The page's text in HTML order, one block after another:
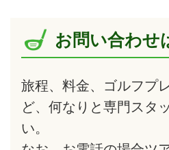
3日目
現地係員が出迎え混乗車に
設定コースにて18Hプレー
ハノイ 泊
4日目
4/10～4/24, 5/7～7/17
8/30～9/16, 9/23～9/30
4/25～4/27, 7/18
7/25, 8/6, 8/14, 8/15
4/28, 5/5, 7/19～7/21
利用ホテル
スーパー
日程に明記した宿泊
ンフィ・キャディフ
日程に明記した送迎代
旅行条件に明記した
お問い合わせ
旅程、料金、ゴルフプ
ど、何なりと専門スタ
い。